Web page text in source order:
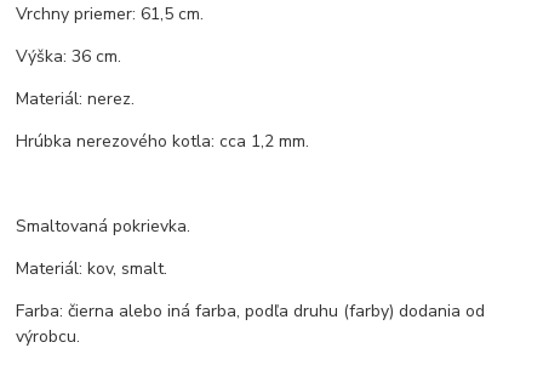
Vrchny priemer: 61,5 cm.
Výška: 36 cm.
Materiál: nerez.
Hrúbka nerezového kotla: cca 1,2 mm.
Smaltovaná pokrievka.
Materiál: kov, smalt.
Farba: čierna alebo iná farba, podľa druhu (farby) dodania od
výrobcu.